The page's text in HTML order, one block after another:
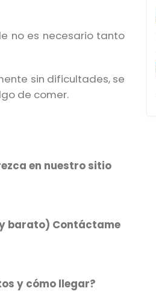
no es necesario tanto
sin dificultades, se
de comer.
en nuestro sitio
y barato) Contáctame
y cómo llegar?